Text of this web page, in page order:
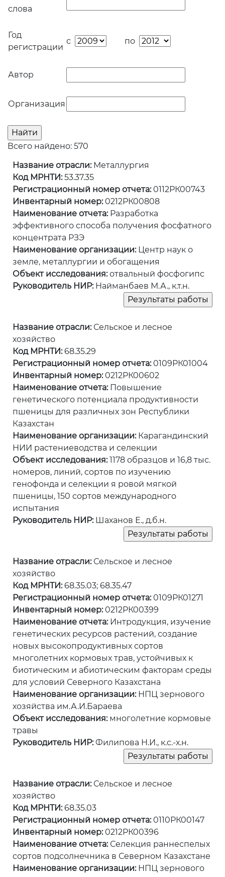
слова
Год
регистрации
с по
Автор
Организация
Всего найдено: 570
Название отрасли:Металлургия
Код МРНТИ:53.37.35
Регистрационный номер отчета:0112РК00743
Инвентарный номер:0212РК00808
Наименование отчета:Разработка
эффективного способа получения фосфатного
концентрата РЗЭ
Наименование организации:Центр наук о
земле, металлургии и обогащения
Объект исследования:отвальный фосфогипс
Руководитель НИР:Найманбаев М.А., к.т.н.
Название отрасли:Сельское и лесное
хозяйство
Код МРНТИ:68.35.29
Регистрационный номер отчета:0109РК01004
Инвентарный номер:0212РК00602
Наименование отчета:Повышение
генетического потенциала продуктивности
пшеницы для различных зон Республики
Казахстан
Наименование организации:Карагандинский
НИИ растениеводства и селекции
Объект исследования:1178 образцов и 16,8 тыс.
номеров, линий, сортов по изучению
генофонда и селекции я ровой мягкой
пшеницы, 150 сортов международного
испытания
Руководитель НИР:Шаханов Е., д.б.н.
Название отрасли:Сельское и лесное
хозяйство
Код МРНТИ:68.35.03; 68.35.47
Регистрационный номер отчета:0109РК01271
Инвентарный номер:0212РК00399
Наименование отчета:Интродукция, изучение
генетических ресурсов растений, создание
новых высокопродуктивных сортов
многолетних кормовых трав, устойчивых к
биотическим и абиотическим факторам среды
для условий Северного Казахстана
Наименование организации:НПЦ зернового
хозяйства им.А.И.Бараева
Объект исследования:многолетние кормовые
травы
Руководитель НИР:Филипова Н.И., к.с.-х.н.
Название отрасли:Сельское и лесное
хозяйство
Код МРНТИ:68.35.03
Регистрационный номер отчета:0110РК00147
Инвентарный номер:0212РК00396
Наименование отчета:Селекция раннеспелых
сортов подсолнечника в Северном Казахстане
Наименование организации:НПЦ зернового